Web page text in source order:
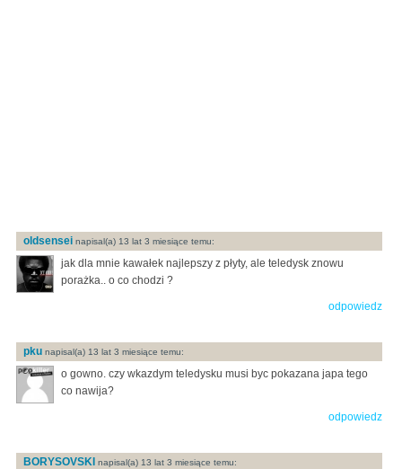
oldsensei napisal(a) 13 lat 3 miesiące temu:
jak dla mnie kawałek najlepszy z płyty, ale teledysk znowu
porażka.. o co chodzi ?
odpowiedz
pku napisal(a) 13 lat 3 miesiące temu:
o gowno. czy wkazdym teledysku musi byc pokazana japa tego
co nawija?
odpowiedz
BORYSOVSKI napisal(a) 13 lat 3 miesiące temu: